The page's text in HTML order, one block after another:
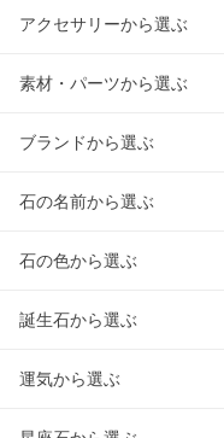
アクセサリーから選ぶ
素材・パーツから選ぶ
ブランドから選ぶ
石の名前から選ぶ
石の色から選ぶ
誕生石から選ぶ
運気から選ぶ